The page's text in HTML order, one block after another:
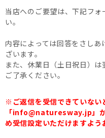
当店へのご要望は、下記フ
い。
内容によっては回答をさし
ざいます。
また、休業日（土日祝日）
ご了承ください。
※ご返信を受信できていない
「info@naturesway.jp」
め受信設定いただけますよう